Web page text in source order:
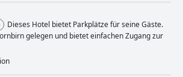
Das Abendessen im
wird ebenfalls hoch gelobt, mit seiner eleganten
ansprechend präsentierten Speisen. Die
Auswahl an Optionen, darunter traditionelle
ein ausgezeichnetes Entrecôte, alles zu fairen
verleiht dem kulinarischen Erlebnis
Dieses Hotel bietet Parkplätze für seine Gäste.
gelegen und bietet einfachen Zugang zur